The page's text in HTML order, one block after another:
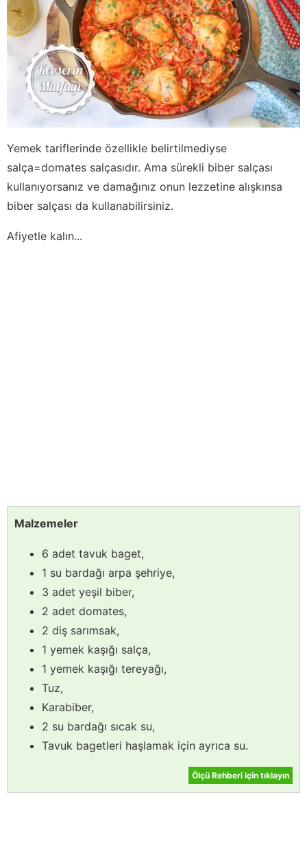
Yemek tariflerinde özellikle belirtilmediyse
salça=domates salçasıdır. Ama sürekli biber salçası
kullanıyorsanız ve damağınız onun lezzetine alışkınsa
biber salçası da kullanabilirsiniz.
Afiyetle kalın...
Malzemeler
6 adet tavuk baget,
1 su bardağı arpa şehriye,
3 adet yeşil biber,
2 adet domates,
2 diş sarımsak,
1 yemek kaşığı salça,
1 yemek kaşığı tereyağı,
Tuz,
Karabiber,
2 su bardağı sıcak su,
Tavuk bagetleri haşlamak için ayrıca su.
Ölçü Rehberi için tıklayın